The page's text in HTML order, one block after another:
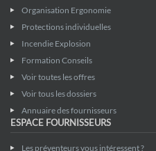
Organisation Ergonomie
Protections individuelles
Incendie Explosion
Formation Conseils
Voir toutes les offres
Voir tous les dossiers
Annuaire des fournisseurs
ESPACE FOURNISSEURS
Les préventeurs vous intéressent ?